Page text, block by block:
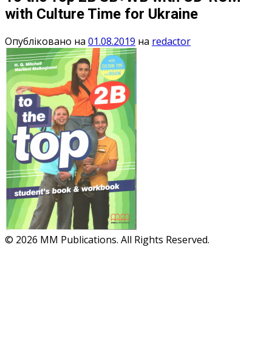
with Culture Time for Ukraine
Опубліковано на 01.08.2019 на redactor
© 2026 MM Publications. All Rights Reserved.